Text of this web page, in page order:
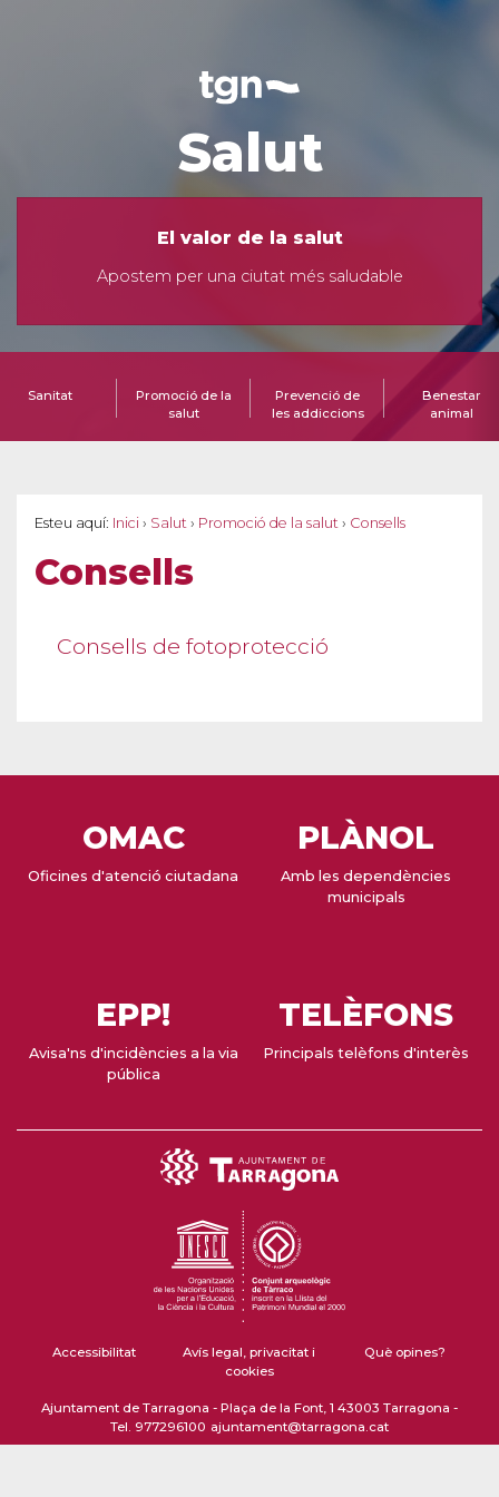
Salut
El valor de la salut
Apostem per una ciutat més saludable
Sanitat
Promoció de la
salut
Prevenció de
les addiccions
Benestar
animal
Esteu aquí: Inici › Salut › Promoció de la salut › Consells
Consells
Consells de fotoprotecció
OMAC
Oficines d'atenció ciutadana
PLÀNOL
Amb les dependències
municipals
EPP!
Avisa'ns d'incidències a la via
pública
TELÈFONS
Principals telèfons d'interès
Accessibilitat
Avís legal, privacitat i
cookies
Què opines?
Ajuntament de Tarragona - Plaça de la Font, 1 43003 Tarragona -
Tel. 977296100 ajuntament@tarragona.cat